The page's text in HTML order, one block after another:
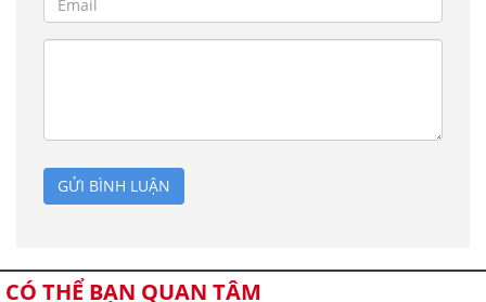
GỬI BÌNH LUẬN
CÓ THỂ BẠN QUAN TÂM